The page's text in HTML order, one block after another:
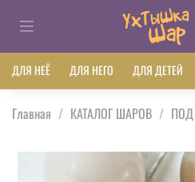
ДЛЯ НЕЁ ДЛЯ НЕГО ДЛЯ ДЕТЕЙ
Главная КАТАЛОГ ШАРОВ